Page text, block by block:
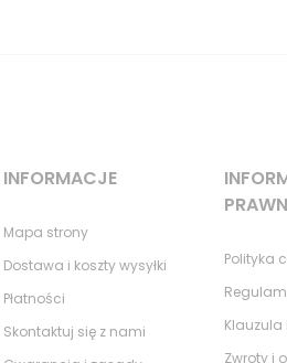
INFORMACJE
Mapa strony
Dostawa i koszty wysyłki
Płatności
Skontaktuj się z nami
Polityka
Klauzula
Zwroty i